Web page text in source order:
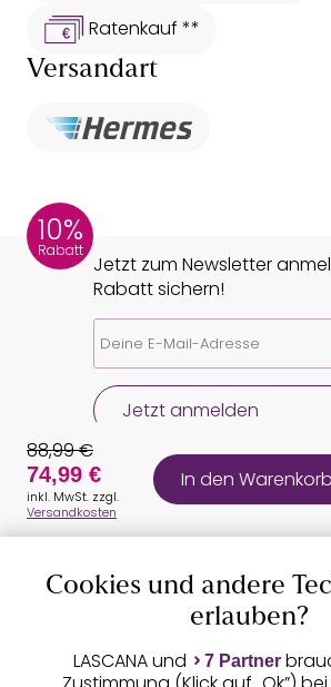
Ratenkauf **
Versandart
10%
Rabatt
Jetzt zum Newsletter
Rabatt sichern!
Jetzt anmelden
Auszeichnungen
88,99 €
74,99 €
inkl. MwSt. zzgl.
Versandkosten
In den Warenkorb
Cookies und andere
erlauben?
LASCANA und 7 Partner